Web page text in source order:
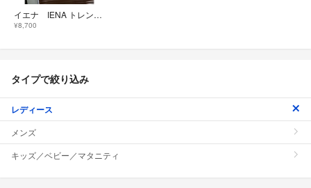
イエナ IENA トレンチ コート 美品 コットン 大人気商品 ベージュ
¥8,700
タイプで絞り込み
レディース
メンズ
キッズ／ベビー／マタニティ